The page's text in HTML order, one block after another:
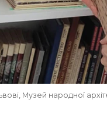
Музей народної